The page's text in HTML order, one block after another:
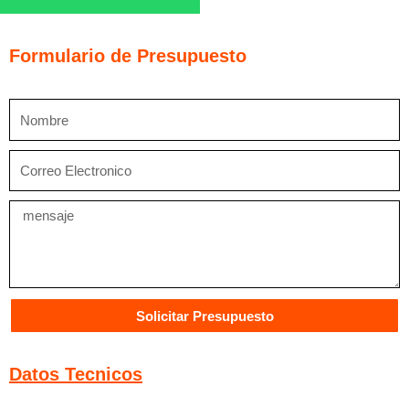
cantidad
Formulario de Presupuesto
Mensaje
Solicitar Presupuesto
Datos Tecnicos